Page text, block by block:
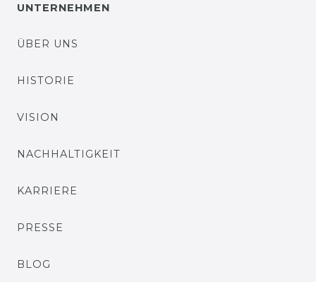
UNTERNEHMEN
ÜBER UNS
HISTORIE
VISION
NACHHALTIGKEIT
KARRIERE
PRESSE
BLOG